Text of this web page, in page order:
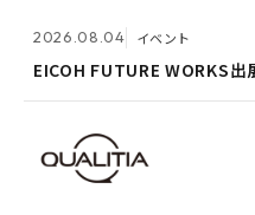
2026.08.04 イベント
EICOH FUTURE WORKS出
クオリティアユーザー会『
催 〜リアルな交流を通じて、
がる想いを未来へつなぐ」を
2026.08.03 メンテナンス
ホームページ『メンテナンス